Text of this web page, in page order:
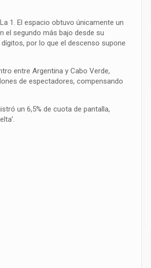
1. El espacio obtuvo únicamente un
el segundo más bajo desde su
por lo que el descenso supone
entre Argentina y Cabo Verde,
de espectadores, compensando
un 6,5% de cuota de pantalla,